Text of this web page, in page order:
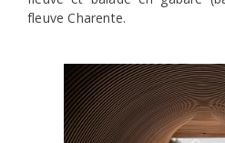
fleuve Charente.